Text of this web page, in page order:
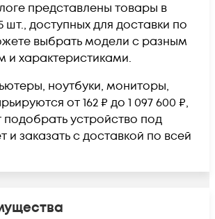
представлены товары в
шт., доступных для доставки по
выбрать модели с разным
и характеристиками.
ноутбуки, мониторы,
от 162 ₽ до 1 097 600 ₽,
подобрать устройство под
заказать с доставкой по всей